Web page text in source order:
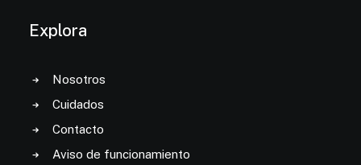
Explora
Nosotros
Cuidados
Contacto
Aviso de funcionamiento